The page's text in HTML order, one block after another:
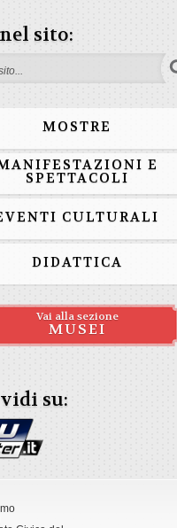
sito:
ricerca
MOSTRE
E
SPETTACOLI
CULTURALI
DIDATTICA
Vai alla sezione
MUSEI
su: